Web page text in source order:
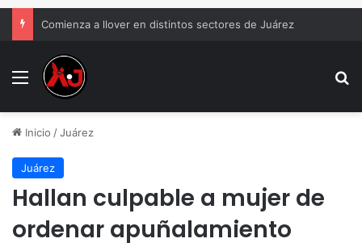
Comienza a llover en distintos sectores de Juárez
Menu
Inicio /Juárez
Juárez
Hallan culpable a mujer de
ordenar apuñalamiento